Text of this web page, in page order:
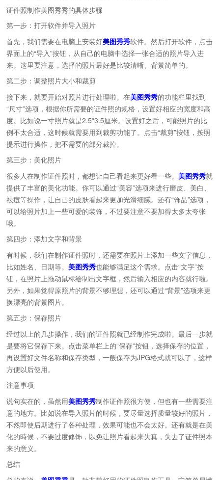
证件照制作美图秀秀的具体步骤
第一步：打开软件并导入照片
首先，我们需要在电脑上安装好美图秀秀软件。然后打开软件，点击
界面上的“导入”按钮，从自己的电脑中选择一张合适的照片导入进
来。这里要注意，选择的照片最好是比较清晰、背景简单的。
第二步：调整照片大小和裁剪
接下来，就要开始对照片进行处理啦。在美图秀秀的功能栏里找到
“尺寸”选项，根据你所需要的证件照的规格，设置好相应的宽度和高
度。比如说一寸照片就是2.5*3.5厘米。设置好之后，可能照片的比
例不太合适，这时候就需要用到裁剪功能了。点击“裁剪”按钮，按照
提示进行操作，把不需要的部分裁掉。
第三步：美化照片
很多人在制作证件照时，都想让自己看起来更好看一些。美图秀秀就
提供了丰富的美化功能。你可以通过“美容”选项来进行磨皮、美白、
祛痘等操作，让自己的皮肤看起来更加光滑细腻。还有“饰品”选项，
可以给照片加上一些可爱的装饰，不过要注意不要加得太多太夸张
哦。
第四步：添加文字和背景
有时候，我们在制作证件照时，还需要在照片上添加一些文字信息，
比如姓名、日期等。美图秀秀也能够满足这个需求。点击“文字”按
钮，在照片上拖动鼠标绘制出文字框，然后输入相应的内容就行啦。
另外，如果觉得原照片的背景不够理想，还可以通过“背景”选项来更
换漂亮的背景图片。
第五步：保存照片
经过以上的几步操作，我们的证件照就已经制作完成啦。最后一步就
是要将它保存下来。点击菜单栏上的“保存”按钮，选择保存的位置，
再设置好文件名称和保存类型，一般保存为JPG格式就可以了，这样
方便以后使用。
注意事项
说句实在的，虽然用美图秀秀制作证件照很方便，但也有一些需要注
意的地方。比如说在导入照片的时候，要尽量选择质量较好的照片，
不然即使后期进行了各种处理，效果可能也不会太好。还有就是在美
化的時候，不要过度修饰，以免让照片看起来失真，失去了证件照本
来的意义。
总结